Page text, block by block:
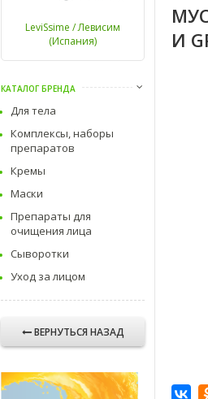
LeviSsime / Левисим
(Испания)
КАТАЛОГ БРЕНДА
Для тела
Комплексы, наборы
препаратов
Кремы
Маски
Препараты для
очищения лица
Сыворотки
Уход за лицом
ВЕРНУТЬСЯ НАЗАД
И